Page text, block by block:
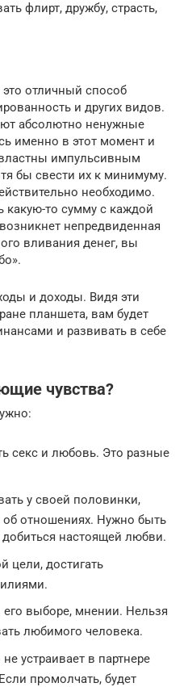
флирт, дружбу, страсть,
отличный способ
и других видов.
абсолютно ненужные
именно в этот момент и
импульсивным
бы свести их к минимуму.
необходимо.
какую-то сумму с каждой
непредвиденная
вливания денег, вы
и доходы. Видя эти
планшета, вам будет
и развивать в себе
чувства?
секс и любовь. Это разные
у своей половинки,
об отношениях. Нужно быть
настоящей любви.
цели, достигать
его выборе, мнении. Нельзя
любимого человека.
устраивает в партнере
промолчать, будет